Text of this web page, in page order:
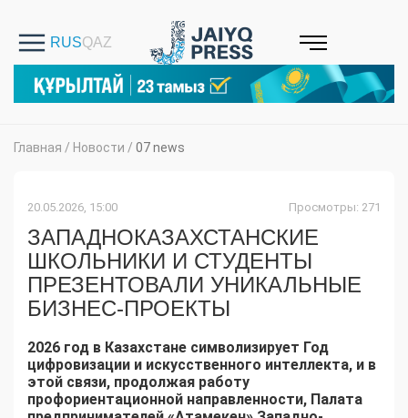
Главная / Новости / 07 news
20.05.2026, 15:00 Просмотры: 271
ЗАПАДНОКАЗАХСТАНСКИЕ
ШКОЛЬНИКИ И СТУДЕНТЫ
ПРЕЗЕНТОВАЛИ УНИКАЛЬНЫЕ
БИЗНЕС-ПРОЕКТЫ
2026 год в Казахстане символизирует Год
цифровизации и искусственного интеллекта, и в
этой связи, продолжая работу
профориентационной направленности, Палата